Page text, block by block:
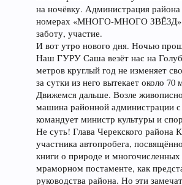
на ночёвку. Администрация
номерах «МНОГО-МНОГО ЗВЁЗД».
заботу, участие.
И вот утро нового дня. Ночью
Наш ГУРУ Саша везёт нас на
метров круглый год не изменяет
за сутки из него вытекает около
Движемся дальше. Возле
машина районной администрации
командует министр культуры и
Не суть! Глава Черекского района
участника автопробега,
книги о природе и
мраморном постаменте, как
руководства района. Но эти